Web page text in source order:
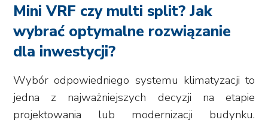
Mini VRF czy multi split? Jak
wybrać optymalne rozwiązanie
dla inwestycji?
Wybór odpowiedniego systemu klimatyzacji to
jedna z najważniejszych decyzji na etapie
projektowania lub modernizacji budynku.